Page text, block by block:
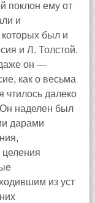
поклон ему от
и
был и
и Л. Толстой.
он —
как о весьма
чтилось далеко
наделен был
дарами
из уст